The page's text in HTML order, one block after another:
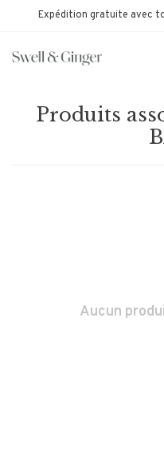
Expédition gratuite avec
Produits
Aucun